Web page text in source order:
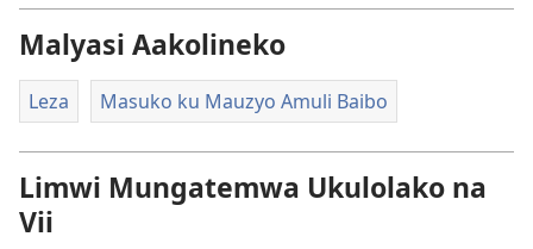
Malyasi Aakolineko
Leza Masuko ku Mauzyo Amuli Baibo
Limwi Mungatemwa Ukulolako na
Vii